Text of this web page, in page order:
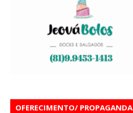
OFERECIMENTO/ PROPAGANDA